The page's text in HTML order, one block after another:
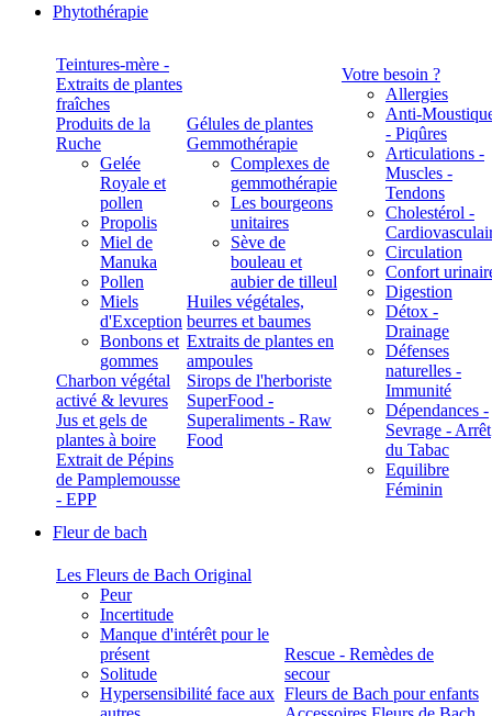
Phytothérapie
Teintures-mère -
Extraits de plantes
fraîches
Produits de la
Ruche
Gelée
Royale et
pollen
Propolis
Miel de
Manuka
Pollen
Miels
d'Exception
Bonbons et
gommes
Charbon végétal
activé & levures
Jus et gels de
plantes à boire
Extrait de Pépins
de Pamplemousse
- EPP
Gélules de plantes
Gemmothérapie
Complexes de
gemmothérapie
Les bourgeons
unitaires
Sève de
bouleau et
aubier de tilleul
Huiles végétales,
beurres et baumes
Extraits de plantes en
ampoules
Sirops de l'herboriste
SuperFood -
Superaliments - Raw
Food
Votre besoin ?
Allergies
Anti-
- Piqûres
Articulations -
Muscles -
Tendons
Cholestérol -
Circulation
Confort
Digestion
Détox -
Drainage
Défenses
naturelles -
Immunité
Dépendances -
Sevrage - Arrêt
du Tabac
Equilibre
Féminin
Fleur de bach
Les Fleurs de Bach Original
Peur
Incertitude
Manque d'intérêt pour le
présent
Solitude
Hypersensibilité face aux
Rescue - Remèdes de
secour
Fleurs de Bach pour enfants